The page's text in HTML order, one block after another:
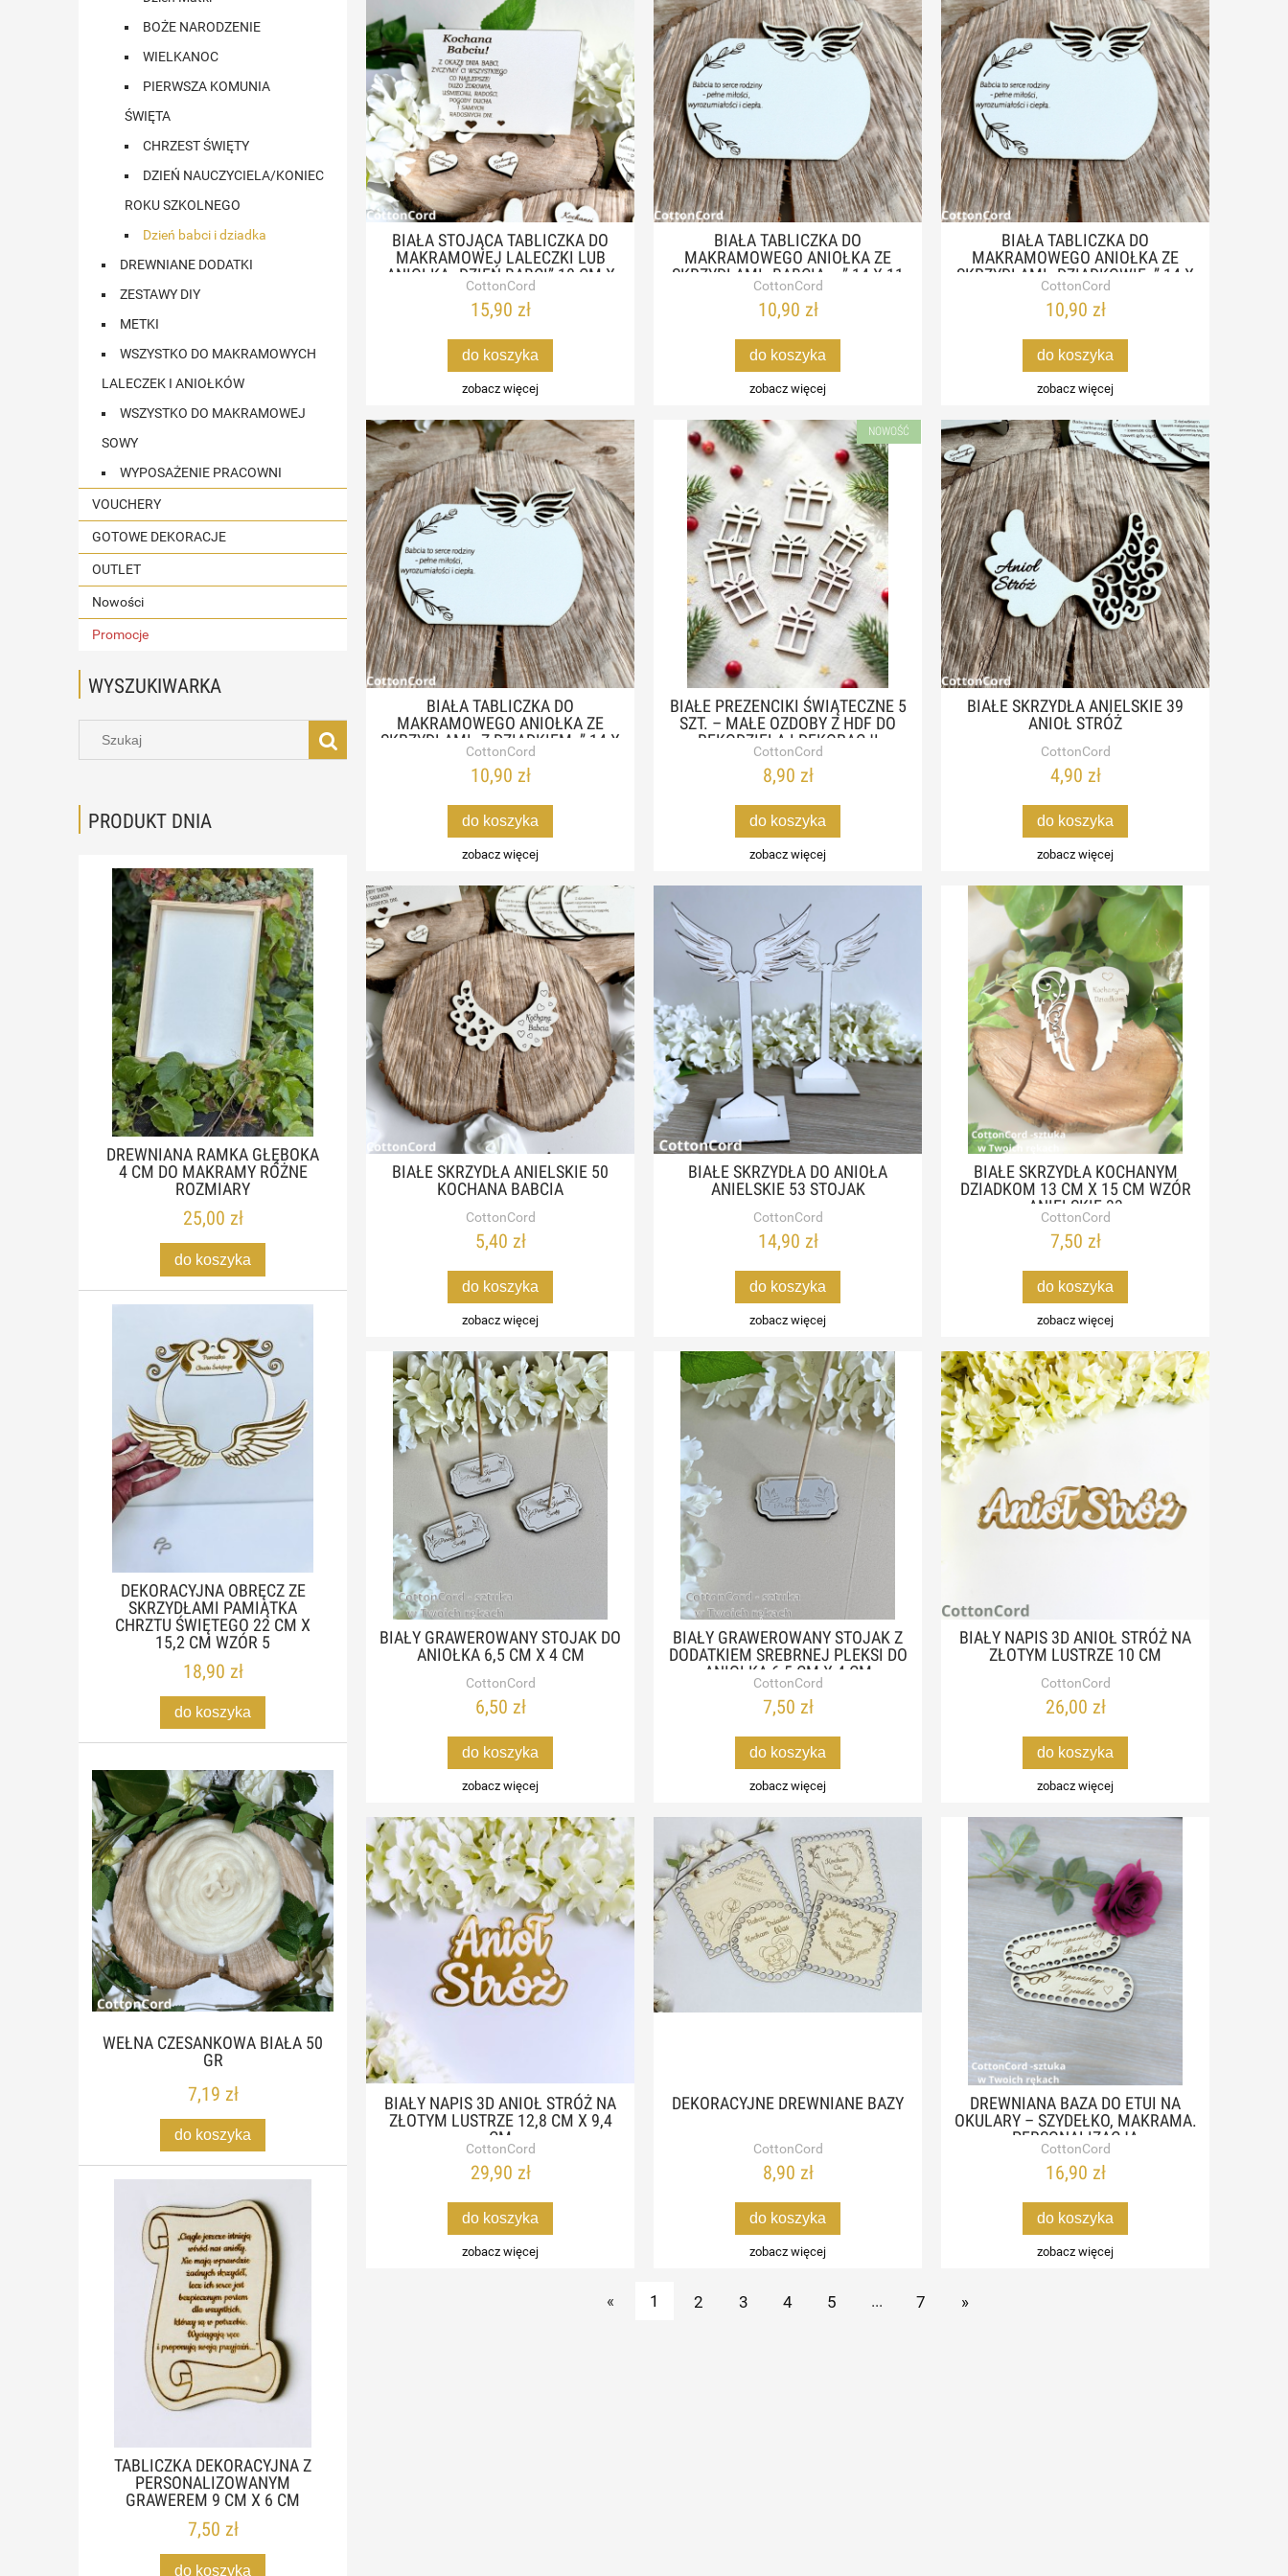
BOŻE NARODZENIE
WIELKANOC
PIERWSZA KOMUNIA
ŚWIĘTA
CHRZEST ŚWIĘTY
DZIEŃ NAUCZYCIELA/KONIEC
ROKU SZKOLNEGO
Dzień babci i dziadka
DREWNIANE DODATKI
ZESTAWY DIY
METKI
WSZYSTKO DO MAKRAMOWYCH
LALECZEK I ANIOŁKÓW
WSZYSTKO DO MAKRAMOWEJ
SOWY
WYPOSAŻENIE PRACOWNI
VOUCHERY
GOTOWE DEKORACJE
OUTLET
Nowości
Promocje
WYSZUKIWARKA
PRODUKT DNIA
DREWNIANA RAMKA GŁĘBOKA
4 CM DO MAKRAMY RÓŻNE
ROZMIARY
25,00 zł
do koszyka
DEKORACYJNA OBRĘCZ ZE
SKRZYDŁAMI PAMIĄTKA
CHRZTU ŚWIĘTEGO 22 CM X
15,2 CM WZÓR 5
18,90 zł
do koszyka
WEŁNA CZESANKOWA BIAŁA 50
GR
7,19 zł
do koszyka
TABLICZKA DEKORACYJNA Z
PERSONALIZOWANYM
GRAWEREM 9 CM X 6 CM
7,50 zł
do koszyka
BIAŁA STOJĄCA TABLICZKA DO
MAKRAMOWEJ LALECZKI LUB
ANIOŁKA „DZIEŃ BABCI” 10 CM X
14 CM
CottonCord
15,90 zł
do koszyka
zobacz więcej
BIAŁA TABLICZKA DO
MAKRAMOWEGO ANIOŁKA ZE
SKRZYDŁAMI „BABCIA....” 14 X 11
CM M
CottonCord
10,90 zł
do koszyka
zobacz więcej
BIAŁA TABLICZKA DO
MAKRAMOWEGO ANIOŁKA ZE
SKRZYDŁAMI „DZIADKOWIE..” 14 X
11 CM
CottonCord
10,90 zł
do koszyka
zobacz więcej
BIAŁA TABLICZKA DO
MAKRAMOWEGO ANIOŁKA ZE
SKRZYDŁAMI „Z DZIADKIEM..” 14 X
11 CM
CottonCord
10,90 zł
do koszyka
zobacz więcej
BIAŁE PREZENCIKI ŚWIĄTECZNE 5
SZT. – MAŁE OZDOBY Z HDF DO
RĘKODZIEŁA I DEKORACJI
CottonCord
8,90 zł
do koszyka
zobacz więcej
NOWOŚĆ
BIAŁE SKRZYDŁA ANIELSKIE 39
ANIOŁ STRÓŻ
CottonCord
4,90 zł
do koszyka
zobacz więcej
BIAŁE SKRZYDŁA ANIELSKIE 50
KOCHANA BABCIA
CottonCord
5,40 zł
do koszyka
zobacz więcej
BIAŁE SKRZYDŁA DO ANIOŁA
ANIELSKIE 53 STOJAK
CottonCord
14,90 zł
do koszyka
zobacz więcej
BIAŁE SKRZYDŁA KOCHANYM
DZIADKOM 13 CM X 15 CM WZÓR
ANIELSKIE 33
CottonCord
7,50 zł
do koszyka
zobacz więcej
BIAŁY GRAWEROWANY STOJAK DO
ANIOŁKA 6,5 CM X 4 CM
CottonCord
6,50 zł
do koszyka
zobacz więcej
BIAŁY GRAWEROWANY STOJAK Z
DODATKIEM SREBRNEJ PLEKSI DO
ANIOŁKA 6,5 CM X 4 CM
CottonCord
7,50 zł
do koszyka
zobacz więcej
BIAŁY NAPIS 3D ANIOŁ STRÓŻ NA
ZŁOTYM LUSTRZE 10 CM
CottonCord
26,00 zł
do koszyka
zobacz więcej
BIAŁY NAPIS 3D ANIOŁ STRÓŻ NA
ZŁOTYM LUSTRZE 12,8 CM X 9,4
CM
CottonCord
29,90 zł
do koszyka
zobacz więcej
DEKORACYJNE DREWNIANE BAZY
CottonCord
8,90 zł
do koszyka
zobacz więcej
DREWNIANA BAZA DO ETUI NA
OKULARY – SZYDEŁKO, MAKRAMA.
PERSONALIZACJA
CottonCord
16,90 zł
do koszyka
zobacz więcej
« 1 2 3 4 5 ... 7 »